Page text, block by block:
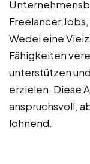
Freelancer
Wedel eine
Fähigkeiten
unterstützen
erzielen. Diese
anspruchsvoll,
lohnend.